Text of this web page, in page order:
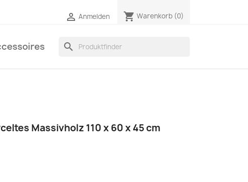
 Anmelden shopping_cart Warenkorb (0)
search
Massivholz 110 x 60 x 45 cm